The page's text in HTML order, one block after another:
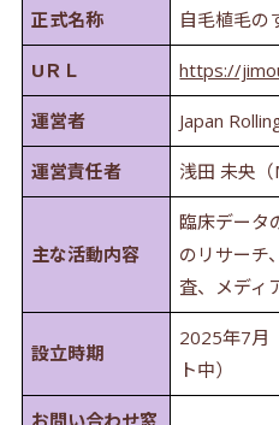
正式名称 自毛植毛の
UＲＬ https://
運営者 Japan
運営責任者 浅田 未央（
主な活動内容
臨床データ
のリサーチ
査、メディ
設立時期
2025年7月
ト中）
お問い合わせ窓